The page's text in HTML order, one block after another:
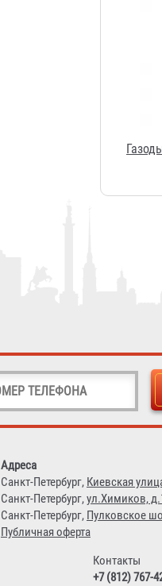
Адреса
Санкт-Петербург, Киевская
Санкт-Петербург,ул.Химиков,
Санкт-Петербург, Пулковское
Публичная оферта
Контакты
+7 (812) 767-